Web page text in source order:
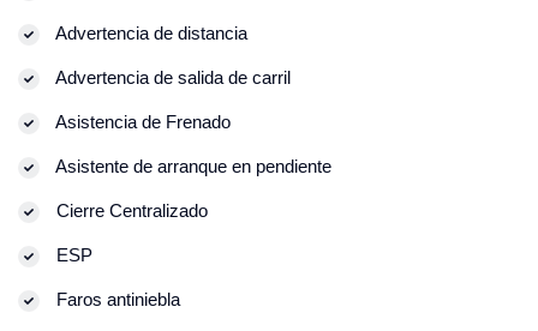
Advertencia de distancia
Advertencia de salida de carril
Asistencia de Frenado
Asistente de arranque en pendiente
Cierre Centralizado
ESP
Faros antiniebla